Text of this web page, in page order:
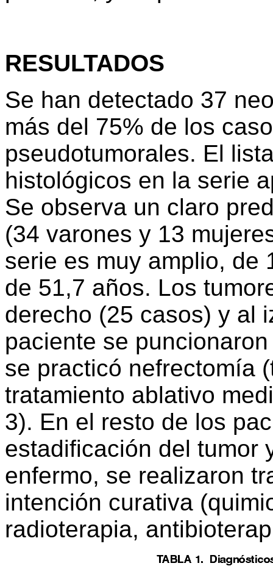
RESULTADOS
Se han detectado 37
más del 75% de los
pseudotumorales. El
histológicos en la serie
Se observa un claro
(34 varones y 13
serie es muy amplio, de
de 51,7 años. Los
derecho (25 casos) y al
paciente se
se practicó nefrectomía
tratamiento ablativo
3). En el resto de los
estadificación del tumor
enfermo, se realizaron
intención curativa
radioterapia,